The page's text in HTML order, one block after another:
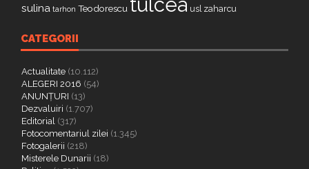
sulina tarhon Teodorescu usl zaharcu
CATEGORII
Actualitate (10.112)
ALEGERI 2016 (54)
ANUNȚURI (13)
Dezvaluiri (1.707)
Editorial (317)
Fotocomentariul zilei (1.345)
Fotogalerii (218)
Misterele Dunarii (18)